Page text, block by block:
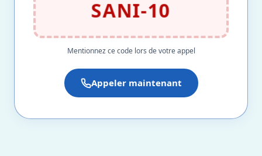
SANI-10
Mentionnez ce code lors de votre appel
Appeler maintenant